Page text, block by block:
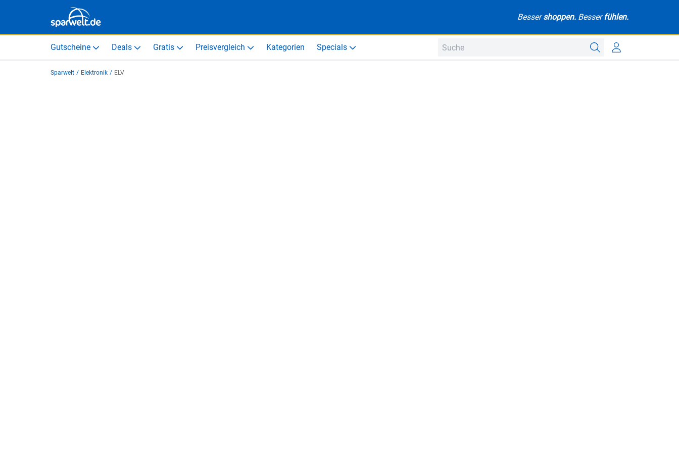
Bessershoppen. Besserfühlen.
Gutscheine Deals Gratis Preisvergleich Kategorien Specials
Sparwelt / Elektronik / ELV